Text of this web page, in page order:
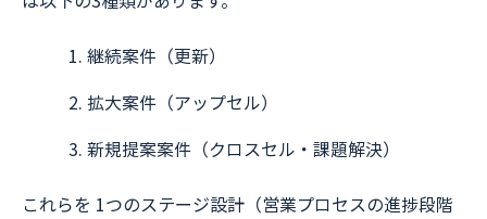
継続案件（更新）
拡大案件（アップセル）
新規提案案件（クロスセル・課題解決）
これらを 1つのステージ設計（営業プロセスの進捗段階